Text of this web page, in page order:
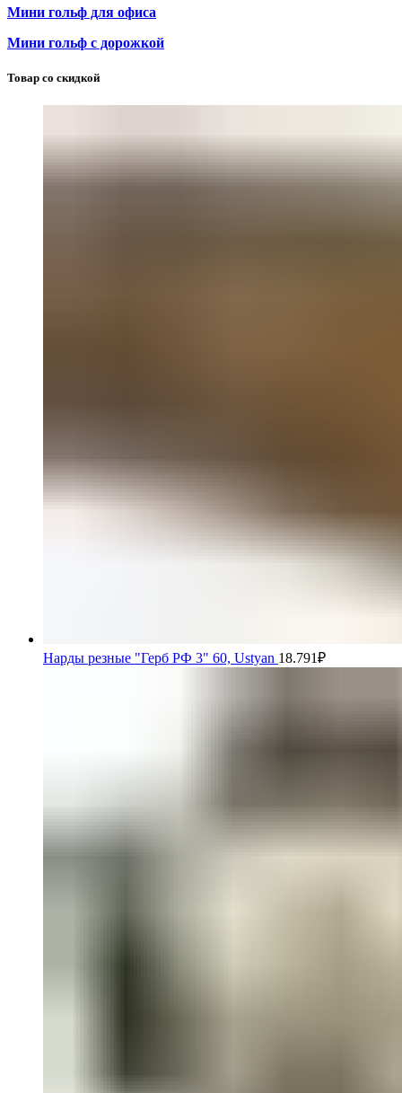
Мини гольф для офиса
Мини гольф с дорожкой
Товар со скидкой
Нарды резные "Герб РФ 3" 60, Ustyan 18.791₽